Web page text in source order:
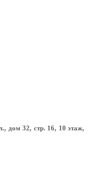
дом 32, стр. 16, 10 этаж,